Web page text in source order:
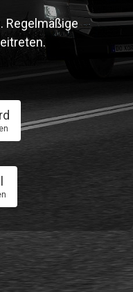
Regelmäßige